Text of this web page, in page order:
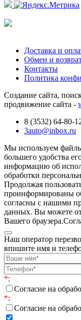
Доставка и
Обмен и
Контакты
Политика
Создание сайта,
продвижение сайта -
8 (3532) 64-80-
3auto@inbox.ru
Мы используем
большего удобства
информацию об
обработки
Продолжая
проинформированы
согласны с нашими
данных. Вы можете
Вашего браузера.
Наш оператор
впишите имя и
*:
Согласие на
*:
Согласие на